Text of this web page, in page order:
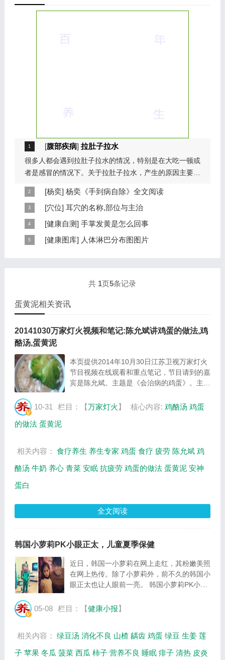
[腹部疾病] 拉肚子拉水
很多人都会遇到拉肚子拉水的情况，特别是在大吃一顿或
者是感冒的情况下。关于拉肚子拉水，产生的原因主要是
[杨奕] 杨奕《手到病自除》全文阅读
本页提供杨奕手到病自除全文阅读。包括完整目录、共计
6大章，66个小节的详细内容。涉及到全身的各个反射
区，以及自然疗法、反射区疗法、食疗等。另外...
[穴位] 耳穴的名称,部位与主治
耳穴在耳郭的分布有一定规律，耳穴在耳郭的分布犹如一
个倒置在子宫内的胎儿，头部朝下，臀部朝上。其分布的
规律是，与面颊相应的穴位在耳垂；与上肢相...
[健康自测] 手掌发黄是怎么回事
手掌发黄，一般是血管内血液不充盈或是皮肤营养不良的
[健康图库] 人体淋巴分布图图片
出的淋巴癌，图片尺寸390x378像素，格式是JPG...
共 1页5条记录
蛋黄泥相关资讯
20141030万家灯火视频和笔记:陈允斌讲鸡蛋的做法,鸡
酪汤,蛋黄泥
本页提供2014年10月30日江苏卫视万家灯火
节目视频在线观看和重点笔记，节目请到的嘉
宾是陈允斌。主题是《会治病的鸡蛋》。主要
相关内容，百年养生网万家灯火栏目提供视频
10-31 栏目：【万家灯火 】 核心内容: 鸡酪汤 鸡蛋
的做法 蛋黄泥
相关内容： 食疗养生 养生专家 鸡蛋 食疗 疲劳 陈允斌 鸡
酪汤 牛奶 养心 青菜 安眠 抗疲劳 鸡蛋的做法 蛋黄泥 安神
蛋白
全文阅读
韩国小萝莉PK小眼正太，儿童夏季保健
近日，韩国一小萝莉在网上走红，其粉嫩美照
在网上热传。除了小萝莉外，前不久的韩国小
眼正太也让人眼前一亮。 韩国小萝莉PK小眼
气场足，与大明星Rain合照也丝毫不怯场，
05-08 栏目：【健康小报】
相关内容： 绿豆汤 消化不良 山楂 龋齿 鸡蛋 绿豆 生姜 莲
子 苹果 冬瓜 菠菜 西瓜 柿子 营养不良 睡眠 痱子 清热 皮炎